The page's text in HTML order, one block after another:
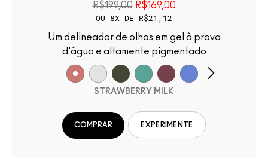
R$199,00 R$169,00
OU 8X DE R$21,12
Um delineador de olhos em gel à prova
d'água e altamente pigmentado
STRAWBERRY MILK
COMPRAR EXPERIMENTE